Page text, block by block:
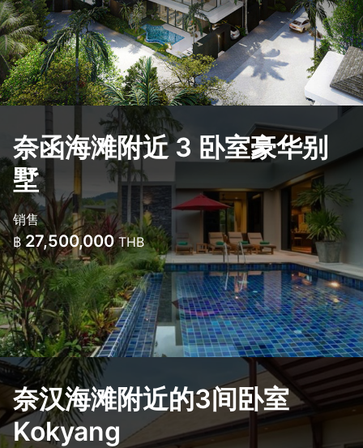
奈函海滩附近 3 卧室豪华别
墅
销售
฿ 27,500,000THB
奈汉海滩附近的3间卧室
Kokyang